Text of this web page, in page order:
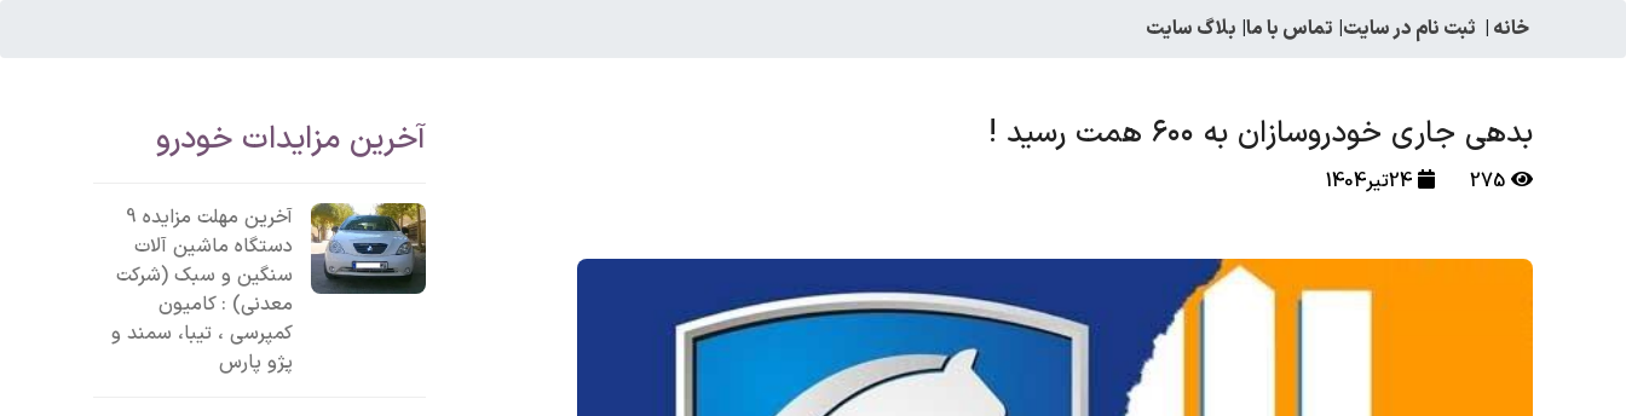
خانه | ثبت نام در سایت| تماس با ما| بلاگ سایت
بدهی جاری خودروسازان به ۶۰۰ همت رسید !
275 24تیر1404
آخرین مزایدات خودرو
آخرین مهلت مزایده 9
دستگاه ماشین آلات
سنگین و سبک (شرکت
معدنی) : کامیون
کمپرسی ، تیبا، سمند و
پژو پارس